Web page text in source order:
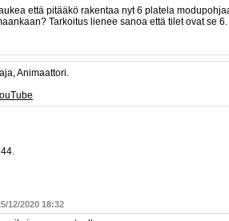
että pitääkö rakentaa nyt 6 platela
Tarkoitus lienee sanoa että tilet ovat se
Animaattori.
12/2020 18:32